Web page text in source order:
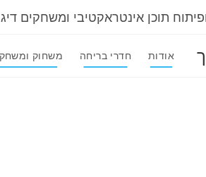
תוכן אינטראקטיבי ומשחקים
אודות חדרי בריחה משחוק